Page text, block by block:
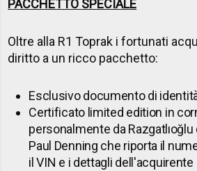
PACCHETTO SPECIALE
Oltre alla R1 Toprak i fortunati
diritto a un ricco pacchetto:
Esclusivo documento di
Certificato limited edition in
personalmente da Razgatlıoğlu
Paul Denning che riporta il
il VIN e i dettagli dell'acquirente